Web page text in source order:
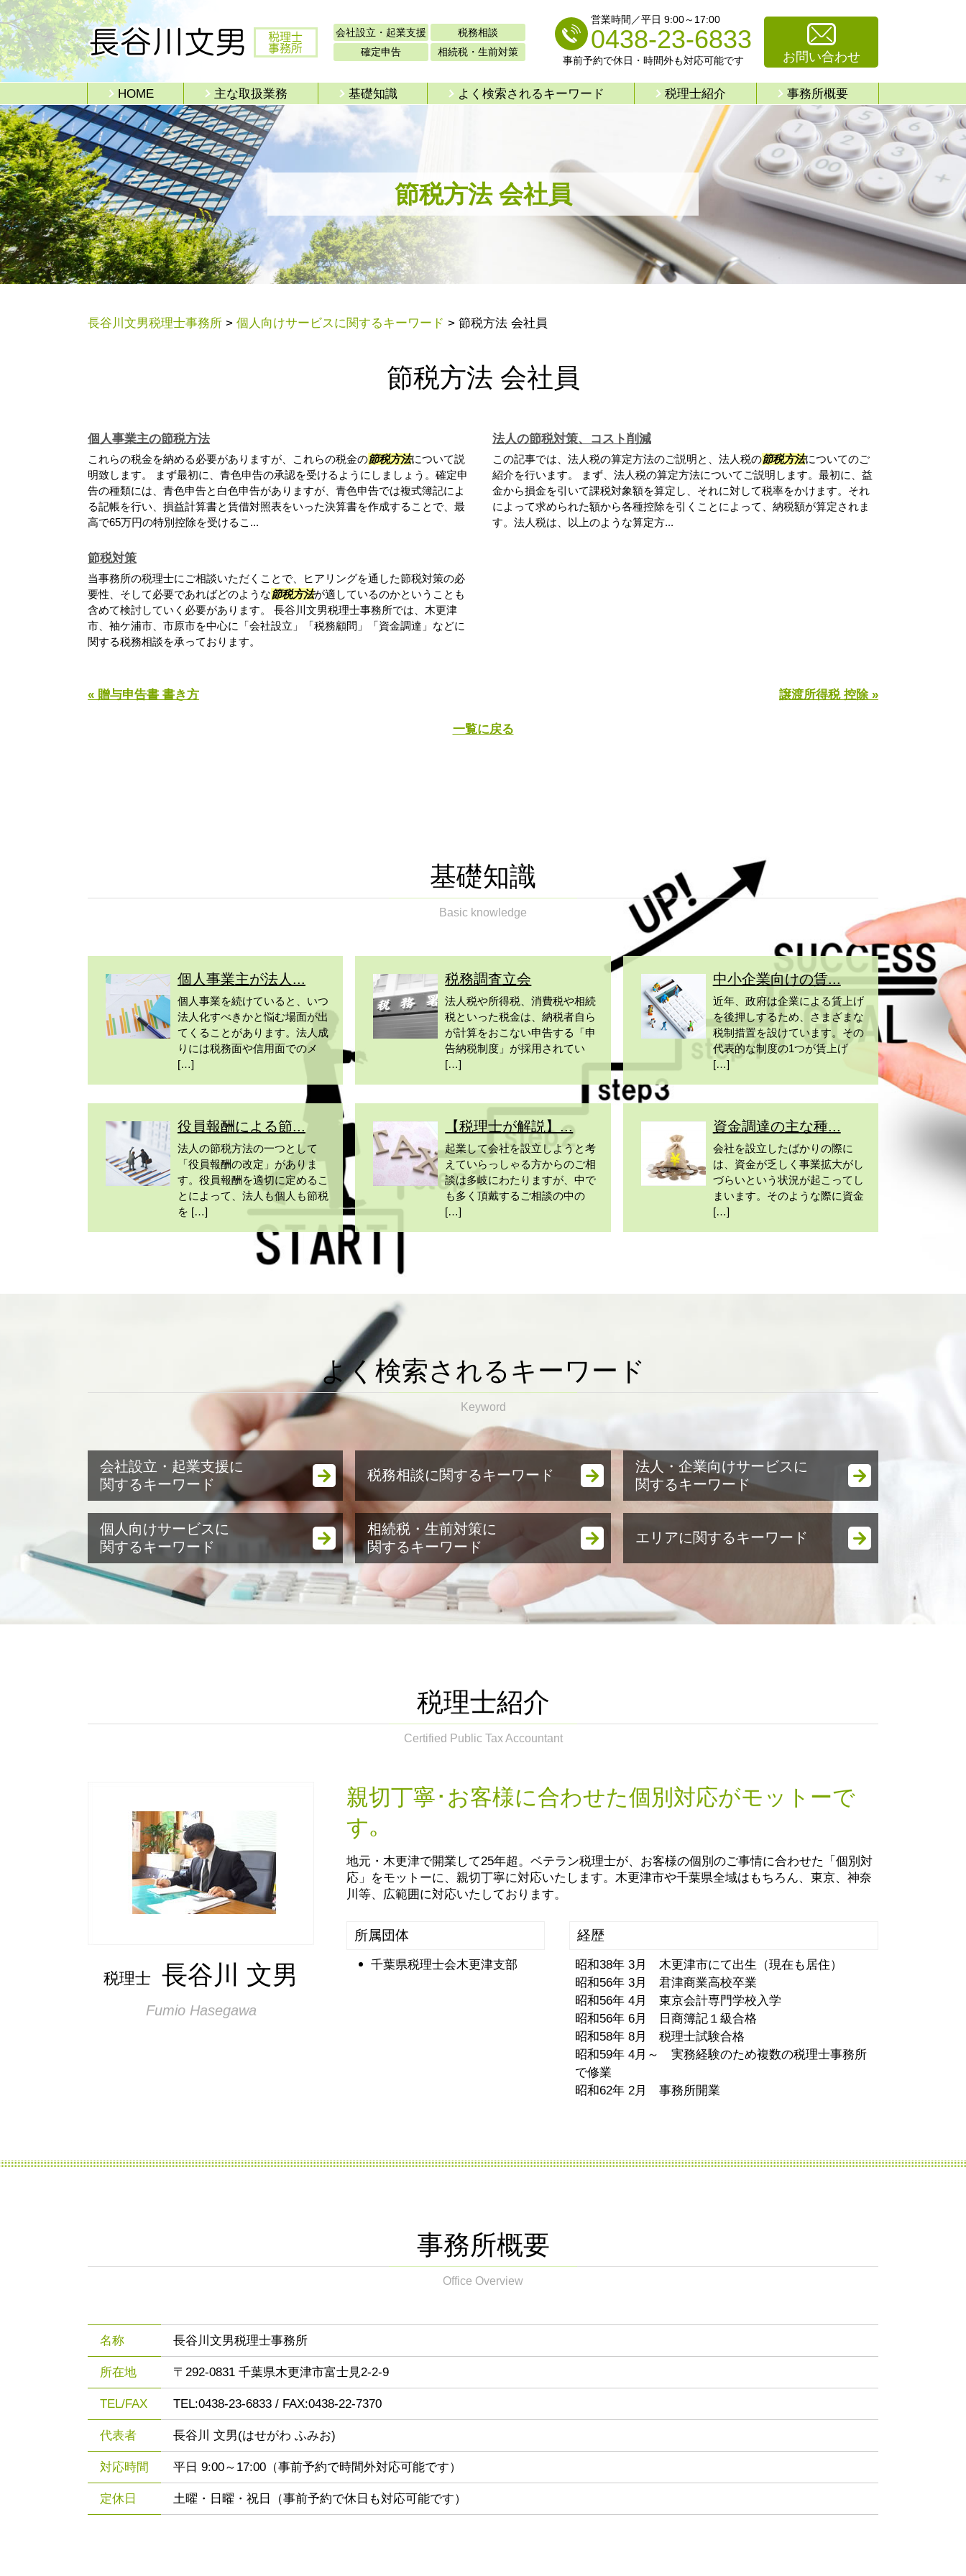
節税方法 会社員
会社設立・起業支援
税務相談
確定申告
相続税・生前対策
営業時間／平日 9:00～17:00
0438-23-6833
事前予約で休日・時間外も対応可能です お問い合わせ
HOME 主な取扱業務 基礎知識 よく検索されるキーワード 税理士紹介 事務所概要
長谷川文男税理士事務所 > 個人向けサービスに関するキーワード > 節税方法 会社員
節税方法 会社員
個人事業主の節税方法
これらの税金を納める必要がありますが、これらの税金の節税方法について説
明致します。 まず最初に、青色申告の承認を受けるようにしましょう。確定申
告の種類には、青色申告と白色申告がありますが、青色申告では複式簿記によ
る記帳を行い、損益計算書と賃借対照表をいった決算書を作成することで、最
高で65万円の特別控除を受けるこ...
法人の節税対策、コスト削減
この記事では、法人税の算定方法のご説明と、法人税の節税方法についてのご
紹介を行います。 まず、法人税の算定方法についてご説明します。最初に、益
金から損金を引いて課税対象額を算定し、それに対して税率をかけます。それ
によって求められた額から各種控除を引くことによって、納税額が算定されま
す。法人税は、以上のような算定方...
節税対策
当事務所の税理士にご相談いただくことで、ヒアリングを通した節税対策の必
要性、そして必要であればどのような節税方法が適しているのかということも
含めて検討していく必要があります。 長谷川文男税理士事務所では、木更津
市、袖ケ浦市、市原市を中心に「会社設立」「税務顧問」「資金調達」などに
関する税務相談を承っております。
« 贈与申告書 書き方 譲渡所得税 控除 »
一覧に戻る
基礎知識
Basic knowledge
個人事業主が法人...
個人事業を続けていると、いつ
法人化すべきかと悩む場面が出
てくることがあります。法人成
りには税務面や信用面でのメ
[…]
税務調査立会
法人税や所得税、消費税や相続
税といった税金は、納税者自ら
が計算をおこない申告する「申
告納税制度」が採用されてい
[…]
中小企業向けの賃...
近年、政府は企業による賃上げ
を後押しするため、さまざまな
税制措置を設けています。その
代表的な制度の1つが賃上げ
[…]
役員報酬による節...
法人の節税方法の一つとして
「役員報酬の改定」がありま
す。役員報酬を適切に定めるこ
とによって、法人も個人も節税
を […]
【税理士が解説】...
起業して会社を設立しようと考
えていらっしゃる方からのご相
談は多岐にわたりますが、中で
も多く頂戴するご相談の中の
[…]
資金調達の主な種...
会社を設立したばかりの際に
は、資金が乏しく事業拡大がし
づらいという状況が起こってし
まいます。そのような際に資金
[…]
よく検索されるキーワード
Keyword
会社設立・起業支援に
関するキーワード
会社設立 住民税
会社設立 贈与税
会社設立 地方税 届出
会社設立 メリット
会社設立
会社設立後 税務署
会社設立 個人事業主
会社設立 流れ 合同会社
会社設立 代行
会社設立 費用
税務相談に関するキーワード
節税対策
節税対策 不動産
税務顧問 費用
税務相談
税務顧問
税理士 記帳代行とは
確定申告とは
確定申告 必要書類
税務相談 税理士
節税対策 保険
税務顧問 法人 料金
法人・企業向けサービスに
関するキーワード
法人税 中間納付
税務調査 確率
税務調査 何年分
税務調査 会社
税務調査 いくらから
個人向けサービスに
関するキーワード
節税方法 個人
譲渡所得税 控除
節税方法 おすすめ
譲渡所得とは 児童手当
譲渡所得 ふるさと納税 限度額
贈与税 夫婦間
相続税 贈与申告
譲渡所得 税率
譲渡所得
相続税・生前対策に
関するキーワード
相続税対策 生命保険
相続税基礎控除 配偶者
相続税 地方税
遺言書作成 税理士
相続税対策 生命保険 デメリット
生前対策 節税
相続税 配偶者控除 デメリット
相続税 評価額 土地
相続税 納付期限
相続時精算課税制度 暦年贈与 併
用
生前贈与 税率
生前贈与 不動産 親子
エリアに関するキーワード
法人 節税対策 袖ケ浦市
税務相談 木更津市
税務相談 市原市
贈与申告 袖ケ浦市
法人 コスト削減 市原市
相続税 木更津市
会社設立 木更津市
税理士紹介
Certified Public Tax Accountant
税理士 長谷川 文男
Fumio Hasegawa
親切丁寧･お客様に合わせた個別対応がモットーで
す｡
地元・木更津で開業して25年超。ベテラン税理士が、お客様の個別のご事情に合わせた「個別対
応」をモットーに、親切丁寧に対応いたします。木更津市や千葉県全域はもちろん、東京、神奈
川等、広範囲に対応いたしております。
所属団体
千葉県税理士会木更津支部
経歴
昭和38年 3月 木更津市にて出生（現在も居住）
昭和56年 3月 君津商業高校卒業
昭和56年 4月 東京会計専門学校入学
昭和56年 6月 日商簿記１級合格
昭和58年 8月 税理士試験合格
昭和59年 4月～ 実務経験のため複数の税理士事務所
で修業
昭和62年 2月 事務所開業
事務所概要
Office Overview
名称 長谷川文男税理士事務所
所在地 〒292-0831 千葉県木更津市富士見2-2-9
TEL/FAX TEL:0438-23-6833 / FAX:0438-22-7370
代表者 長谷川 文男(はせがわ ふみお)
対応時間 平日 9:00～17:00（事前予約で時間外対応可能です）
定休日 土曜・日曜・祝日（事前予約で休日も対応可能です）